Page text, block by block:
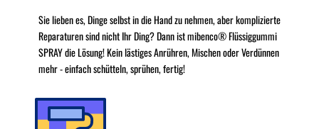
Sie lieben es, Dinge selbst in die Hand zu nehmen, aber komplizierte
Reparaturen sind nicht Ihr Ding? Dann ist mibenco® Flüssiggummi
SPRAY die Lösung! Kein lästiges Anrühren, Mischen oder Verdünnen
mehr - einfach schütteln, sprühen, fertig!